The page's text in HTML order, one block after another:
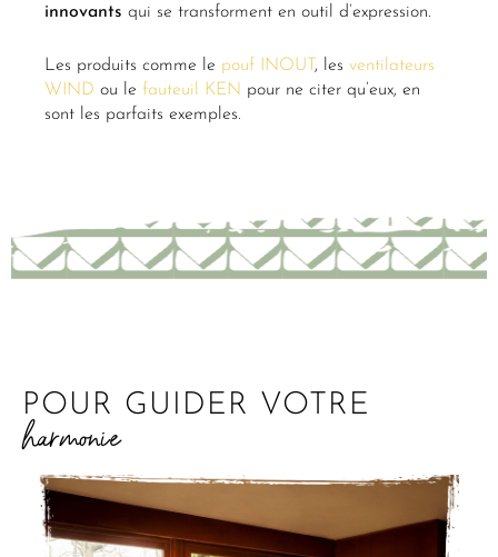
innovants qui se transforment en outil d’expression.
Les produits comme le pouf INOUT, les ventilateurs
WIND ou le fauteuil KEN pour ne citer qu’eux, en
sont les parfaits exemples.
POUR GUIDER VOTRE
harmonie